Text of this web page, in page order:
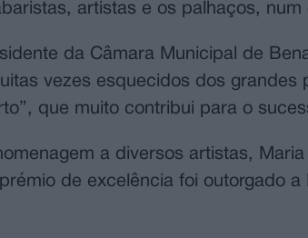
artistas e os palhaços,
da Câmara Municipal de
vezes esquecidos dos
que muito contribui para o
a diversos artistas,
de excelência foi outorgado